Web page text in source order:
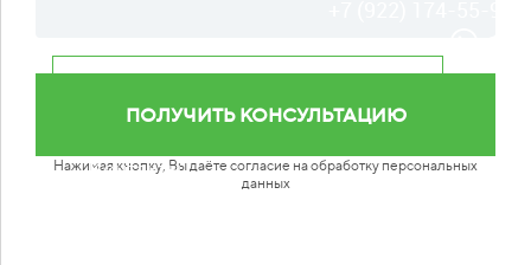
Нажимая кнопку, Вы даёте согласие на обработку персональных
данных
Кейсы Отзывы
О нас
Контакты